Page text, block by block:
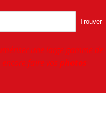
Trouver
une large gamme de
encore faire vos photos